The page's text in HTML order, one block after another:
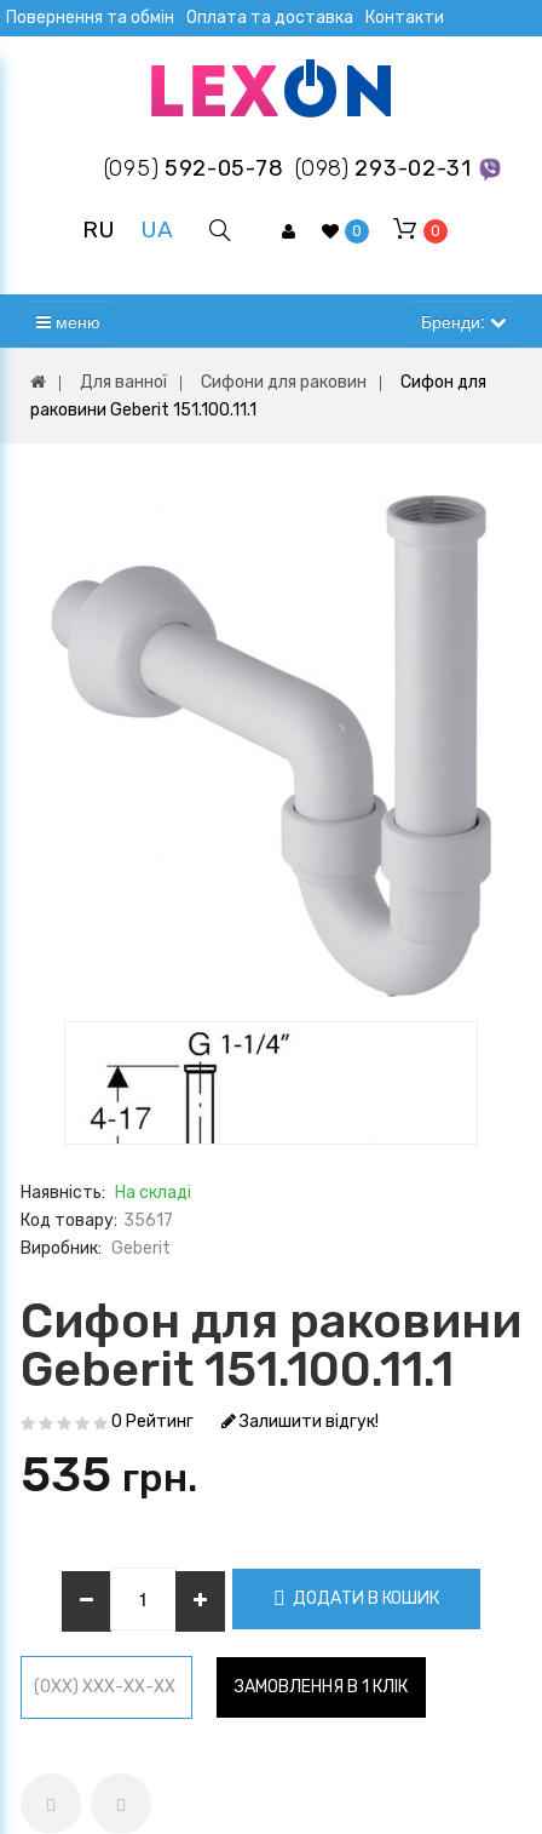
Повернення та обмін Оплата та доставка Контакти
(095) 592-05-78 (098) 293-02-31
RU UA 0 0
меню Бренди:
Для ванної Сифони для раковин
Сифон для
раковини Geberit 151.100.11.1
Наявність:
На складі
Код товару: 35617
Виробник: Geberit
Сифон для раковини
Geberit 151.100.11.1
0 Рейтинг Залишити відгук!
535 грн.
ДОДАТИ В КОШИК
ЗАМОВЛЕННЯ В 1 КЛІК